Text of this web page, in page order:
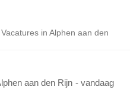
in Alphen aan den
aan den Rijn - vandaag